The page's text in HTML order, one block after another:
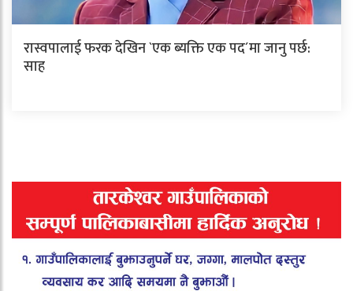
रास्वपालाई फरक देखिन `एक ब्यक्ति एक पद´मा जानु पर्छ:
साह